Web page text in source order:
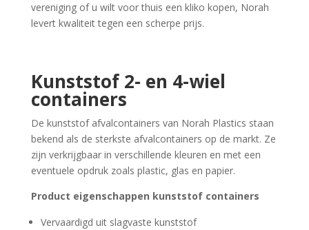
vereniging of u wilt voor thuis een kliko kopen, Norah
levert kwaliteit tegen een scherpe prijs.
Kunststof 2- en 4-wiel
containers
De kunststof afvalcontainers van Norah Plastics staan
bekend als de sterkste afvalcontainers op de markt. Ze
zijn verkrijgbaar in verschillende kleuren en met een
eventuele opdruk zoals plastic, glas en papier.
Product eigenschappen kunststof containers
Vervaardigd uit slagvaste kunststof